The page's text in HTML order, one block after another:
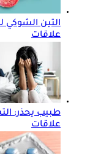
التين الشوكي
علاقات
طبيب يحذر:
علاقات